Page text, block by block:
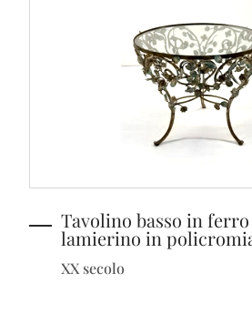
Tavolino basso in
lamierino in
XX secolo